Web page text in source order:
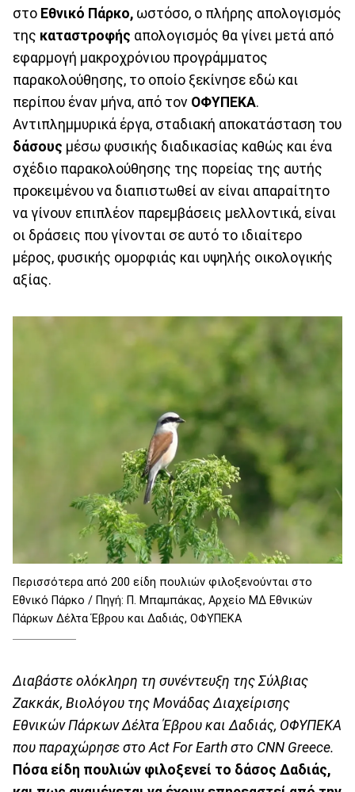
στο Εθνικό Πάρκο, ωστόσο, ο πλήρης απολογισμός
της καταστροφής απολογισμός θα γίνει μετά από
εφαρμογή μακροχρόνιου προγράμματος
παρακολούθησης, το οποίο ξεκίνησε εδώ και
περίπου έναν μήνα, από τον ΟΦΥΠΕΚΑ.
Αντιπλημμυρικά έργα, σταδιακή αποκατάσταση του
δάσους μέσω φυσικής διαδικασίας καθώς και ένα
σχέδιο παρακολούθησης της πορείας της αυτής
προκειμένου να διαπιστωθεί αν είναι απαραίτητο
να γίνουν επιπλέον παρεμβάσεις μελλοντικά, είναι
οι δράσεις που γίνονται σε αυτό το ιδιαίτερο
μέρος, φυσικής ομορφιάς και υψηλής οικολογικής
αξίας.
Περισσότερα από 200 είδη πουλιών φιλοξενούνται στο
Εθνικό Πάρκο / Πηγή: Π. Μπαμπάκας, Αρχείο ΜΔ Εθνικών
Πάρκων Δέλτα Έβρου και Δαδιάς, ΟΦΥΠΕΚΑ
Διαβάστε ολόκληρη τη συνέντευξη της Σύλβιας
Ζακκάκ, Βιολόγου της Μονάδας Διαχείρισης
Εθνικών Πάρκων Δέλτα Έβρου και Δαδιάς, ΟΦΥΠΕΚΑ
που παραχώρησε στο Act For Earth στο CNN Greece.
Πόσα είδη πουλιών φιλοξενεί το δάσος Δαδιάς,